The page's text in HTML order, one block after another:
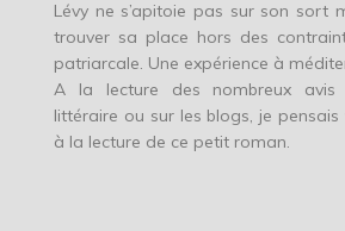
Lévy ne s’apitoie pas sur son sort
trouver sa place hors des
patriarcale. Une expérience à
A la lecture des nombreux
littéraire ou sur les blogs, je
à la lecture de ce petit roman.